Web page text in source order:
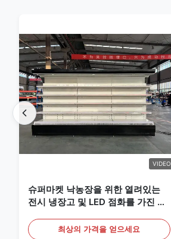
VIDEO
슈퍼마켓 낙농장을 위한 열려있는
전시 냉장고 및 LED 점화를 가진 음
최상의 가격을 얻으세요